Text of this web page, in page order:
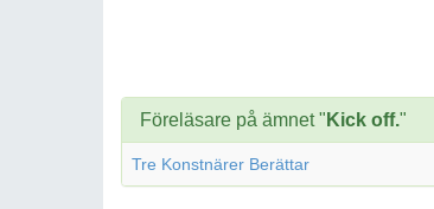
Föreläsare på ämnet " Kick off."
Tre Konstnärer Berättar